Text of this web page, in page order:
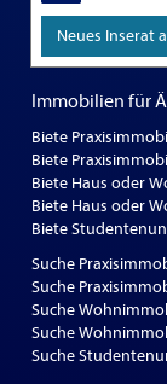
Neues Inserat
Immobilien für
Biete
Biete
Biete Haus oder
Biete Haus oder
Biete
Suche
Suche
Suche
Suche
Suche